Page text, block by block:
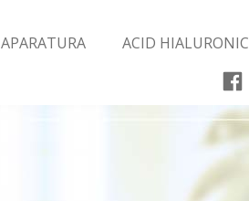
APARATURA ACID HIALURONIC